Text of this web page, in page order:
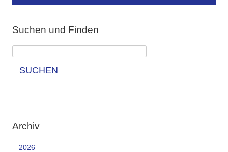
Suchen und Finden
SUCHEN
Archiv
2026